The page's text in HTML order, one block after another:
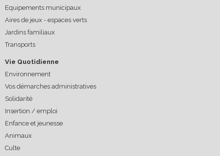
Equipements municipaux
Aires de jeux - espaces verts
Jardins familiaux
Transports
Vie Quotidienne
Environnement
Vos démarches administratives
Solidarité
Insertion / emploi
Enfance et jeunesse
Animaux
Culte